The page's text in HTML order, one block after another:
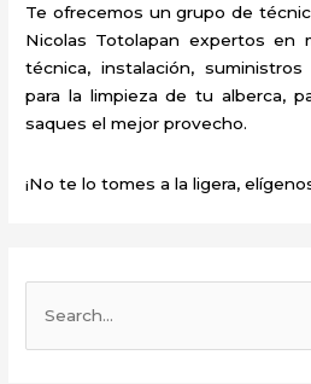
Te ofrecemos un grupo de
Nicolas Totolapan expertos en
técnica, instalación,
para la limpieza de tu alberca,
saques el mejor provecho.
¡No te lo tomes a la ligera,